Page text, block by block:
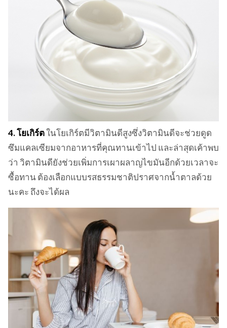
4. โยเกิร์ตในโยเกิร์ตมีวิตามินดีสูงซึ่งวิตามินดีจะช่วยดูด
ซึมแคลเซียมจากอาหารที่คุณทานเข้าไป และล่าสุดเค้าพบ
ว่า วิตามินดียังช่วยเพิ่มการเผาผลาญไขมันอีกด้วยเวลาจะ
ซื้อทาน ต้องเลือกแบบรสธรรมชาติปราศจากน้ำตาลด้วย
นะคะ ถึงจะได้ผล